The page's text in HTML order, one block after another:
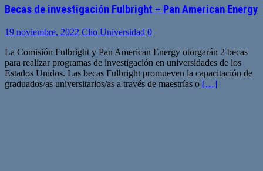
Becas de investigación Fulbright – Pan American Energy
19 noviembre, 2022 Clio Universidad 0
La Comisión Fulbright y Pan American Energy otorgarán 2 becas
para realizar programas de investigación en universidades de los
Estados Unidos. Las becas Fulbright promueven la capacitación de
graduados/as universitarios/as a través de maestrías o […]